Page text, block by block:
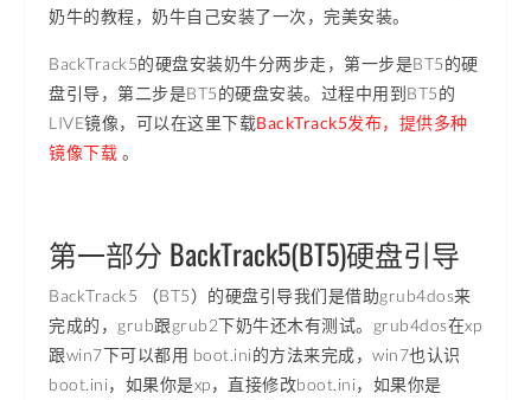
奶牛的教程，奶牛自己安装了一次，完美安装。
BackTrack5的硬盘安装奶牛分两步走，第一步是BT5的硬
盘引导，第二步是BT5的硬盘安装。过程中用到BT5的
LIVE镜像，可以在这里下载BackTrack5发布，提供多种
镜像下载 。
第一部分 BackTrack5(BT5)硬盘引导
BackTrack5 （BT5）的硬盘引导我们是借助grub4dos来
完成的，grub跟grub2下奶牛还木有测试。grub4dos在xp
跟win7下可以都用 boot.ini的方法来完成，win7也认识
boot.ini，如果你是xp，直接修改boot.ini，如果你是